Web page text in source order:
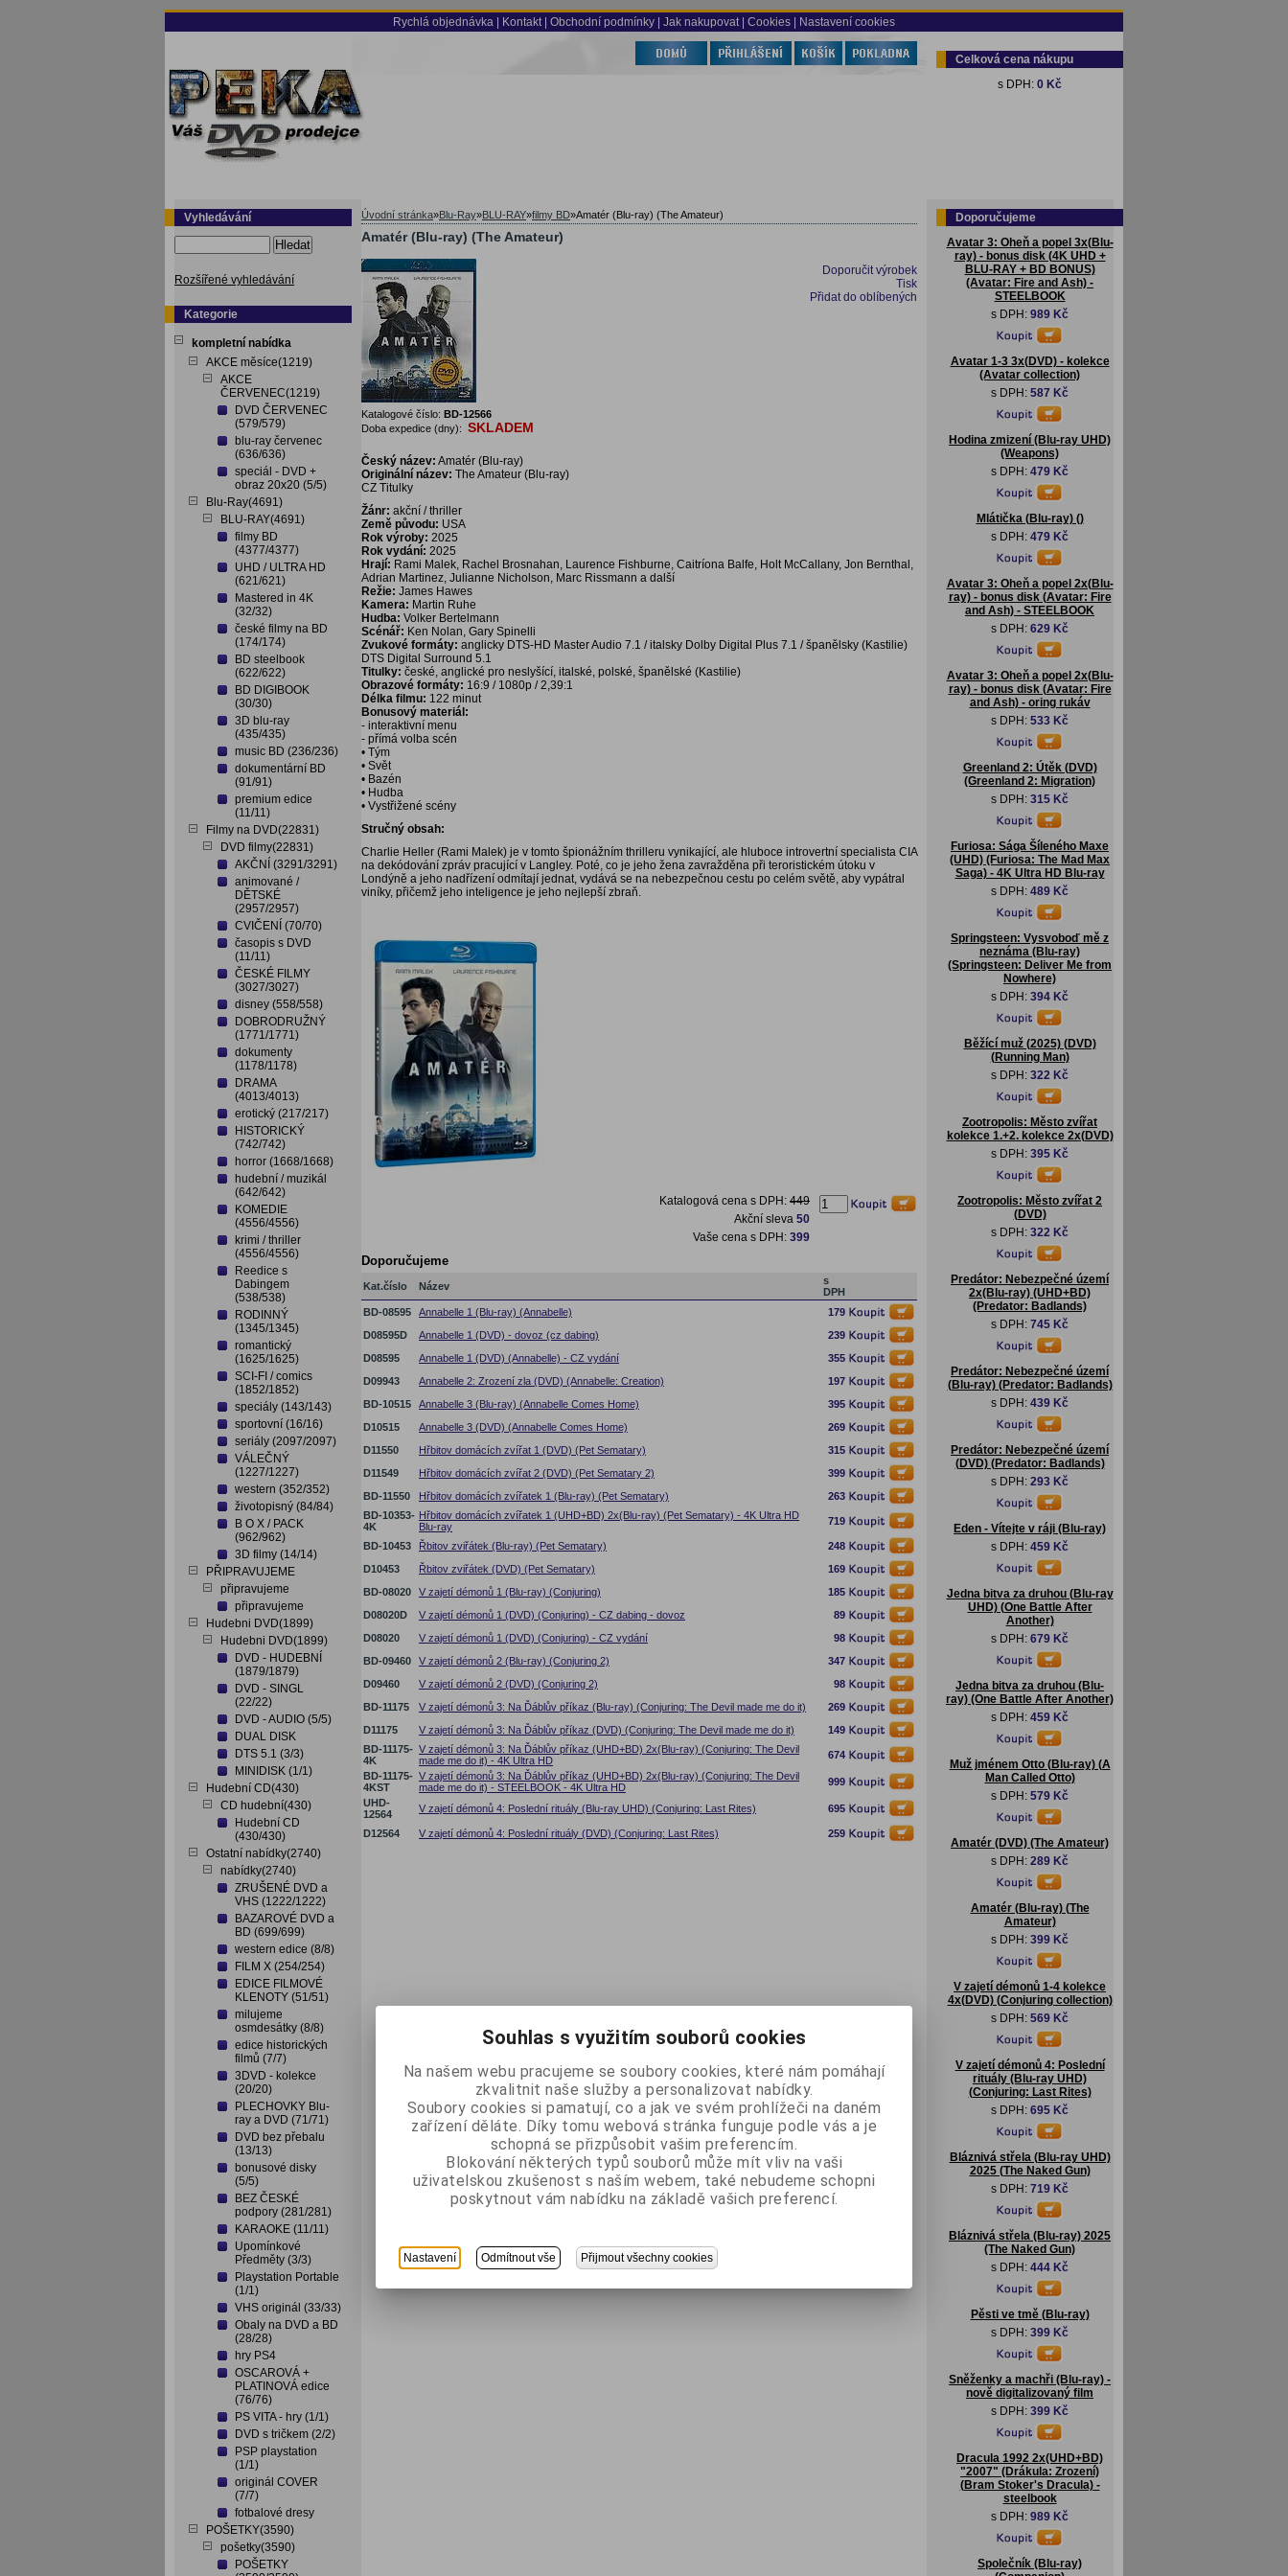
Rychlá objednávka Kontakt Obchodní podmínky Jak nakupovat | Cookies | Nastavení cookies
Celková cena nákupu
s DPH: 0 Kč
Vyhledávání
Hledat
Rozšířené vyhledávání
Kategorie
kompletní nabídka
AKCE měsíce(1219)
AKCE
ČERVENEC(1219)
DVD ČERVENEC
(579/579)
blu-ray červenec
(636/636)
speciál - DVD +
obraz 20x20 (5/5)
Blu-Ray(4691)
BLU-RAY(4691)
filmy BD
(4377/4377)
UHD / ULTRA HD
(621/621)
Mastered in 4K
(32/32)
české filmy na BD
(174/174)
BD steelbook
(622/622)
BD DIGIBOOK
(30/30)
3D blu-ray
(435/435)
music BD (236/236)
dokumentární BD
(91/91)
premium edice
(11/11)
Filmy na DVD(22831)
DVD filmy(22831)
AKČNÍ (3291/3291)
animované /
DĚTSKÉ
(2957/2957)
CVIČENÍ (70/70)
časopis s DVD
(11/11)
ČESKÉ FILMY
(3027/3027)
disney (558/558)
DOBRODRUŽNÝ
(1771/1771)
dokumenty
(1178/1178)
DRAMA
(4013/4013)
erotický (217/217)
HISTORICKÝ
(742/742)
horror (1668/1668)
hudební / muzikál
(642/642)
KOMEDIE
(4556/4556)
krimi / thriller
(4556/4556)
Reedice s
Dabingem
(538/538)
RODINNÝ
(1345/1345)
romantický
(1625/1625)
SCI-FI / comics
(1852/1852)
speciály (143/143)
sportovní (16/16)
seriály (2097/2097)
VÁLEČNÝ
(1227/1227)
western (352/352)
životopisný (84/84)
B O X / PACK
(962/962)
3D filmy (14/14)
PŘIPRAVUJEME
připravujeme
připravujeme
Hudebni DVD(1899)
Hudebni DVD(1899)
DVD - HUDEBNÍ
(1879/1879)
DVD - SINGL
(22/22)
DVD - AUDIO (5/5)
DUAL DISK
DTS 5.1 (3/3)
MINIDISK (1/1)
Hudební CD(430)
CD hudební(430)
Hudební CD
(430/430)
Ostatní nabídky(2740)
nabídky(2740)
ZRUŠENÉ DVD a
VHS (1222/1222)
BAZAROVÉ DVD a
BD (699/699)
western edice (8/8)
FILM X (254/254)
EDICE FILMOVÉ
KLENOTY (51/51)
milujeme
osmdesátky (8/8)
edice historických
filmů (7/7)
3DVD - kolekce
(20/20)
PLECHOVKY Blu-
ray a DVD (71/71)
DVD bez přebalu
(13/13)
bonusové disky
(5/5)
BEZ ČESKÉ
podpory (281/281)
KARAOKE (11/11)
Upomínkové
Předměty (3/3)
Playstation Portable
(1/1)
VHS originál (33/33)
Obaly na DVD a BD
(28/28)
hry PS4
OSCAROVÁ +
PLATINOVÁ edice
(76/76)
PS VITA - hry (1/1)
DVD s tričkem (2/2)
PSP playstation
(1/1)
originál COVER
(7/7)
fotbalové dresy
POŠETKY(3590)
pošetky(3590)
POŠETKY
Úvodní stránka»Blu-Ray»BLU-RAY»filmy BD»Amatér (Blu-ray) (The Amateur)
Amatér (Blu-ray) (The Amateur)
Doporučit výrobek
Tisk
Přidat do oblíbených
Katalogové číslo: BD-12566
Doba expedice (dny): SKLADEM
Český název: Amatér (Blu-ray)
Originální název: The Amateur (Blu-ray)
CZ Titulky
Žánr: akční / thriller
Země původu: USA
Rok výroby: 2025
Rok vydání: 2025
Hrají: Rami Malek, Rachel Brosnahan, Laurence Fishburne, Caitríona Balfe, Holt McCallany, Jon Bernthal,
Adrian Martinez, Julianne Nicholson, Marc Rissmann a další
Režie: James Hawes
Kamera: Martin Ruhe
Hudba: Volker Bertelmann
Scénář: Ken Nolan, Gary Spinelli
Zvukové formáty: anglicky DTS-HD Master Audio 7.1 / italsky Dolby Digital Plus 7.1 / španělsky (Kastilie)
DTS Digital Surround 5.1
Titulky: české, anglické pro neslyšící, italské, polské, španělské (Kastilie)
Obrazové formáty: 16:9 / 1080p / 2,39:1
Délka filmu: 122 minut
Bonusový materiál:
- interaktivní menu
- přímá volba scén
• Tým
• Svět
• Bazén
• Hudba
• Vystřižené scény
Stručný obsah:
Charlie Heller (Rami Malek) je v tomto špionážním thrilleru vynikající, ale hluboce introvertní specialista CIA
na dekódování zpráv pracující v Langley. Poté, co je jeho žena zavražděna při teroristickém útoku v
Londýně a jeho nadřízení odmítají jednat, vydává se na nebezpečnou cestu po celém světě, aby vypátral
viníky, přičemž jeho inteligence je jeho nejlepší zbraň.
Katalogová cena s DPH: 449
Akční sleva 50
Vaše cena s DPH: 399
Doporučujeme
Kat.číslo Název
s
DPH
BD-08595
Annabelle 1 (Blu-ray) (Annabelle)
179
D08595D
Annabelle 1 (DVD) - dovoz (cz dabing)
239
D08595
Annabelle 1 (DVD) (Annabelle) - CZ vydání
355
D09943
Annabelle 2: Zrození zla (DVD) (Annabelle: Creation)
197
BD-10515
Annabelle 3 (Blu-ray) (Annabelle Comes Home)
395
D10515
Annabelle 3 (DVD) (Annabelle Comes Home)
269
D11550
Hřbitov domácích zvířat 1 (DVD) (Pet Sematary)
315
D11549
Hřbitov domácích zvířat 2 (DVD) (Pet Sematary 2)
399
BD-11550
Hřbitov domácích zvířatek 1 (Blu-ray) (Pet Sematary)
263
BD-10353-
4K
Hřbitov domácích zvířatek 1 (UHD+BD) 2x(Blu-ray) (Pet Sematary) - 4K Ultra HD
Blu-ray
719
BD-10453 Řbitov zviřátek (Blu-ray) (Pet Sematary)
248
D10453
Řbitov zviřátek (DVD) (Pet Sematary)
169
BD-08020
V zajetí démonů 1 (Blu-ray) (Conjuring)
185
D08020D
V zajetí démonů 1 (DVD) (Conjuring) - CZ dabing - dovoz
89
D08020
V zajetí démonů 1 (DVD) (Conjuring) - CZ vydání
98
BD-09460
V zajetí démonů 2 (Blu-ray) (Conjuring 2)
347
D09460
V zajetí démonů 2 (DVD) (Conjuring 2)
98
BD-11175
V zajetí démonů 3: Na Ďáblův příkaz (Blu-ray) (Conjuring: The Devil made me do it)
269
D11175
V zajetí démonů 3: Na Ďáblův příkaz (DVD) (Conjuring: The Devil made me do it)
149
BD-11175-
4K
V zajetí démonů 3: Na Ďáblův příkaz (UHD+BD) 2x(Blu-ray) (Conjuring: The Devil
made me do it) - 4K Ultra HD
674
BD-11175-
4KST
V zajetí démonů 3: Na Ďáblův příkaz (UHD+BD) 2x(Blu-ray) (Conjuring: The Devil
made me do it) - STEELBOOK - 4K Ultra HD
999
UHD-
12564
V zajetí démonů 4: Poslední rituály (Blu-ray UHD) (Conjuring: Last Rites) 695
D12564 V zajetí démonů 4: Poslední rituály (DVD) (Conjuring: Last Rites) 259
Doporučujeme
Avatar 3: Oheň a popel 3x(Blu-
ray) - bonus disk (4K UHD +
BLU-RAY + BD BONUS)
(Avatar: Fire and Ash) -
STEELBOOK
s DPH: 989 Kč
Avatar 1-3 3x(DVD) - kolekce
(Avatar collection)
s DPH: 587 Kč
Hodina zmizení (Blu-ray UHD)
(Weapons)
s DPH: 479 Kč
Mlátička (Blu-ray) ()
s DPH: 479 Kč
Avatar 3: Oheň a popel 2x(Blu-
ray) - bonus disk (Avatar: Fire
and Ash) - STEELBOOK
s DPH: 629 Kč
Avatar 3: Oheň a popel 2x(Blu-
ray) - bonus disk (Avatar: Fire
and Ash) - oring rukáv
s DPH: 533 Kč
Greenland 2: Útěk (DVD)
(Greenland 2: Migration)
s DPH: 315 Kč
Furiosa: Sága Šíleného Maxe
(UHD) (Furiosa: The Mad Max
Saga) - 4K Ultra HD Blu-ray
s DPH: 489 Kč
Springsteen: Vysvoboď mě z
neznáma (Blu-ray)
(Springsteen: Deliver Me from
Nowhere)
s DPH: 394 Kč
Běžící muž (2025) (DVD)
(Running Man)
s DPH: 322 Kč
Zootropolis: Město zvířat
kolekce 1.+2. kolekce 2x(DVD)
s DPH: 395 Kč
Zootropolis: Město zvířat 2
(DVD)
s DPH: 322 Kč
Predátor: Nebezpečné území
2x(Blu-ray) (UHD+BD)
(Predator: Badlands)
s DPH: 745 Kč
Predátor: Nebezpečné území
(Blu-ray) (Predator: Badlands)
s DPH: 439 Kč
Predátor: Nebezpečné území
(DVD) (Predator: Badlands)
s DPH: 293 Kč
Eden - Vítejte v ráji (Blu-ray)
s DPH: 459 Kč
Jedna bitva za druhou (Blu-ray
UHD) (One Battle After
Another)
s DPH: 679 Kč
Jedna bitva za druhou (Blu-
ray) (One Battle After Another)
s DPH: 459 Kč
Muž jménem Otto (Blu-ray) (A
Man Called Otto)
s DPH: 579 Kč
Amatér (DVD) (The Amateur)
s DPH: 289 Kč
Amatér (Blu-ray) (The
Amateur)
s DPH: 399 Kč
V zajetí démonů 1-4 kolekce
4x(DVD) (Conjuring collection)
s DPH: 569 Kč
V zajetí démonů 4: Poslední
rituály (Blu-ray UHD)
(Conjuring: Last Rites)
s DPH: 695 Kč
Bláznivá střela (Blu-ray UHD)
2025 (The Naked Gun)
s DPH: 719 Kč
Bláznivá střela (Blu-ray) 2025
(The Naked Gun)
s DPH: 444 Kč
Pěsti ve tmě (Blu-ray)
s DPH: 399 Kč
Sněženky a machři (Blu-ray) -
nově digitalizovaný film
s DPH: 399 Kč
Dracula 1992 2x(UHD+BD)
"2007" (Drákula: Zrození)
(Bram Stoker's Dracula) -
steelbook
s DPH: 989 Kč
Společník (Blu-ray)
Souhlas s využitím souborů cookies
Na našem webu pracujeme se soubory cookies, které nám pomáhají
zkvalitnit naše služby a personalizovat nabídky.
Soubory cookies si pamatují, co a jak ve svém prohlížeči na daném
zařízení děláte. Díky tomu webová stránka funguje podle vás a je
schopná se přizpůsobit vašim preferencím.
Blokování některých typů souborů může mít vliv na vaši
uživatelskou zkušenost s naším webem, také nebudeme schopni
poskytnout vám nabídku na základě vašich preferencí.
Nastavení Odmítnout vše Přijmout všechny cookies